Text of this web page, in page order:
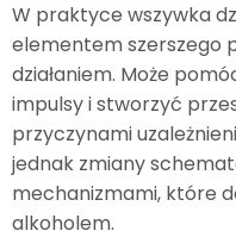
W praktyce wszywka
elementem szerszego
działaniem. Może
impulsy i stworzyć
przyczynami
jednak zmiany
mechanizmami, które
alkoholem.